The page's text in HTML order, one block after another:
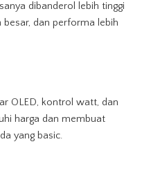
dibanderol lebih tinggi
dan performa lebih
OLED, kontrol watt, dan
harga dan membuat
yang basic.